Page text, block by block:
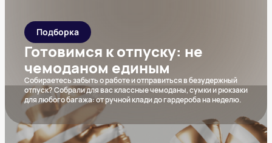
Подборка
Готовимся к отпуску: не
чемоданом единым
Собираетесь забыть о работе и отправиться в безудержный
отпуск? Собрали для вас классные чемоданы, сумки и рюкзаки
для любого багажа: от ручной клади до гардероба на неделю.